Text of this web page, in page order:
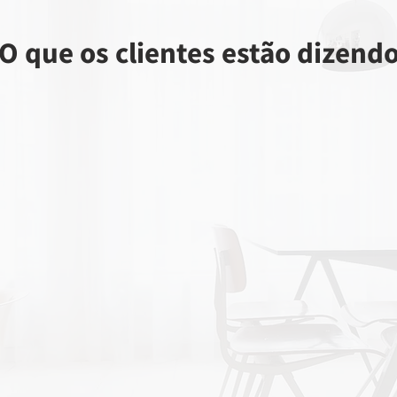
que os clientes estão